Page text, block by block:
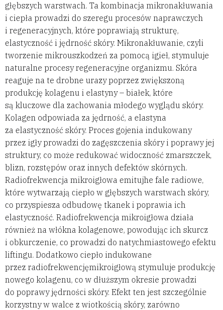
głębszych warstwach. Ta kombinacja mikronakłuwania
i ciepła prowadzi do szeregu procesów naprawczych
i regeneracyjnych, które poprawiają strukturę,
elastyczność i jędrność skóry. Mikronakłuwanie, czyli
tworzenie mikrouszkodzeń za pomocą igieł, stymuluje
naturalne procesy regeneracyjne organizmu. Skóra
reaguje na te drobne urazy poprzez zwiększoną
produkcję kolagenu i elastyny – białek, które
są kluczowe dla zachowania młodego wyglądu skóry.
Kolagen odpowiada za jędrność, a elastyna
za elastyczność skóry. Proces gojenia indukowany
przez igły prowadzi do zagęszczenia skóry i poprawy jej
struktury, co może redukować widoczność zmarszczek,
blizn, rozstępów oraz innych defektów skórnych.
Radiofrekwencja mikroigłowa emitujhe fale radiowe,
które wytwarzają ciepło w głębszych warstwach skóry,
co przyspiesza odbudowę tkanek i poprawia ich
elastyczność. Radiofrekwencja mikroigłowa działa
również na włókna kolagenowe, powodując ich skurcz
i obkurczenie, co prowadzi do natychmiastowego efektu
liftingu. Dodatkowo ciepło indukowane
przez radiofrekwencjęmikroigłową stymuluje produkcję
nowego kolagenu, co w dłuższym okresie prowadzi
do poprawy jędrności skóry. Efekt ten jest szczególnie
korzystny w walce z wiotkością skóry, zarówno